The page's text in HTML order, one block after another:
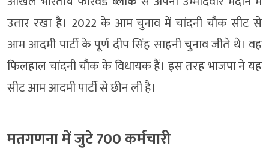
उतार रखा है। 2022 के आम चुनाव में चांदनी चौक सीट से
आम आदमी पार्टी के पूर्ण दीप सिंह साहनी चुनाव जीते थे। वह
फिलहाल चांदनी चौक के विधायक हैं। इस तरह भाजपा ने यह
सीट आम आदमी पार्टी से छीन ली है।
मतगणना में जुटे 700 कर्मचारी